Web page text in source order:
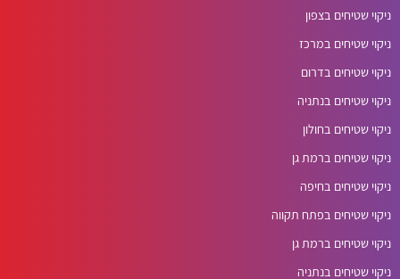
ניקוי שטיחים בצפון
ניקוי שטיחים במרכז
ניקוי שטיחים בדרום
ניקוי שטיחים בנתניה
ניקוי שטיחים בחולון
ניקוי שטיחים ברמת גן
ניקוי שטיחים בחיפה
ניקוי שטיחים בפתח תקווה
ניקוי שטיחים ברמת גן
ניקוי שטיחים בנתניה